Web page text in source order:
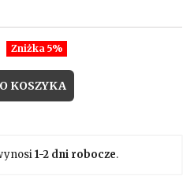
Zniżka 5%
KOSZYKA
1-2 dni robocze.